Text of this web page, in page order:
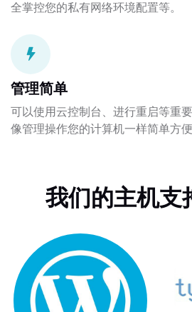
全掌控您的私有网络环境配置等。
管理简单
可以使用云控制台、进行重启等重
像管理操作您的计算机一样简单方便
我们的主机支